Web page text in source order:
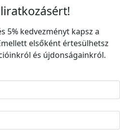
5% kedvezményt kapsz a
elsőként értesülhetsz
és újdonságainkról.